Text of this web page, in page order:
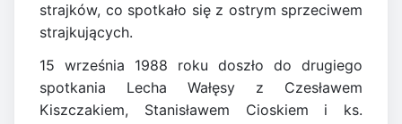
strajków, co spotkało się z ostrym sprzeciwem
strajkujących.
15 września 1988 roku doszło do drugiego
spotkania Lecha Wałęsy z Czesławem
Kiszczakiem, Stanisławem Cioskiem i ks.